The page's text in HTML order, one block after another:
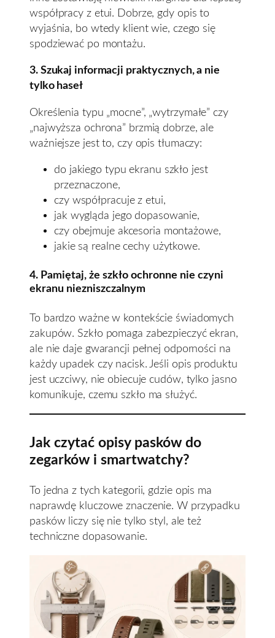
współpracy z etui. Dobrze, gdy opis to
wyjaśnia, bo wtedy klient wie, czego się
spodziewać po montażu.
3. Szukaj informacji praktycznych, a nie
tylko haseł
Określenia typu „mocne”, „wytrzymałe” czy
„najwyższa ochrona” brzmią dobrze, ale
ważniejsze jest to, czy opis tłumaczy:
do jakiego typu ekranu szkło jest
przeznaczone,
czy współpracuje z etui,
jak wygląda jego dopasowanie,
czy obejmuje akcesoria montażowe,
jakie są realne cechy użytkowe.
4. Pamiętaj, że szkło ochronne nie czyni
ekranu niezniszczalnym
To bardzo ważne w kontekście świadomych
zakupów. Szkło pomaga zabezpieczyć ekran,
ale nie daje gwarancji pełnej odporności na
każdy upadek czy nacisk. Jeśli opis produktu
jest uczciwy, nie obiecuje cudów, tylko jasno
komunikuje, czemu szkło ma służyć.
Jak czytać opisy pasków do
zegarków i smartwatchy?
To jedna z tych kategorii, gdzie opis ma
naprawdę kluczowe znaczenie. W przypadku
pasków liczy się nie tylko styl, ale też
techniczne dopasowanie.